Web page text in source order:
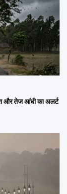
और तेज आंधी का अलर्ट